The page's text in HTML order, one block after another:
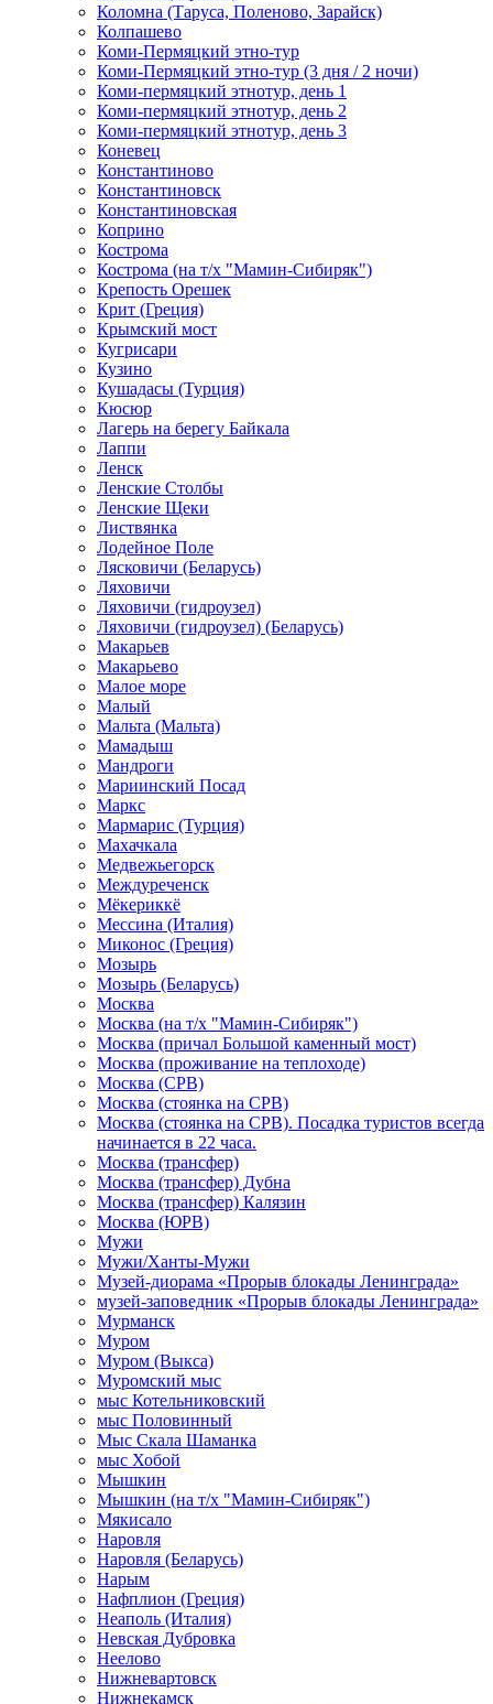
Коломна (Таруса, Поленово, Зарайск)
Колпашево
Коми-Пермяцкий этно-тур
Коми-Пермяцкий этно-тур (3 дня / 2 ночи)
Коми-пермяцкий этнотур, день 1
Коми-пермяцкий этнотур, день 2
Коми-пермяцкий этнотур, день 3
Коневец
Константиново
Константиновск
Константиновская
Коприно
Кострома
Кострома (на т/х "Мамин-Сибиряк")
Крепость Орешек
Крит (Греция)
Крымский мост
Кугрисари
Кузино
Кушадасы (Турция)
Кюсюр
Лагерь на берегу Байкала
Лаппи
Ленск
Ленские Столбы
Ленские Щеки
Листвянка
Лодейное Поле
Лясковичи (Беларусь)
Ляховичи
Ляховичи (гидроузел)
Ляховичи (гидроузел) (Беларусь)
Макарьев
Макарьево
Малое море
Малый
Мальта (Мальта)
Мамадыш
Мандроги
Мариинский Посад
Маркс
Мармарис (Турция)
Махачкала
Медвежьегорск
Междуреченск
Мёкериккё
Мессина (Италия)
Миконос (Греция)
Мозырь
Мозырь (Беларусь)
Москва
Москва (на т/х "Мамин-Сибиряк")
Москва (причал Большой каменный мост)
Москва (проживание на теплоходе)
Москва (СРВ)
Москва (стоянка на СРВ)
Москва (стоянка на СРВ). Посадка туристов всегда
начинается в 22 часа.
Москва (трансфер)
Москва (трансфер) Дубна
Москва (трансфер) Калязин
Москва (ЮРВ)
Мужи
Мужи/Ханты-Мужи
Музей-диорама «Прорыв блокады Ленинграда»
музей-заповедник «Прорыв блокады Ленинграда»
Мурманск
Муром
Муром (Выкса)
Муромский мыс
мыс Котельниковский
мыс Половинный
Мыс Скала Шаманка
мыс Хобой
Мышкин
Мышкин (на т/х "Мамин-Сибиряк")
Мякисало
Наровля
Наровля (Беларусь)
Нарым
Нафплион (Греция)
Неаполь (Италия)
Невская Дубровка
Неелово
Нижневартовск
Нижнекамск